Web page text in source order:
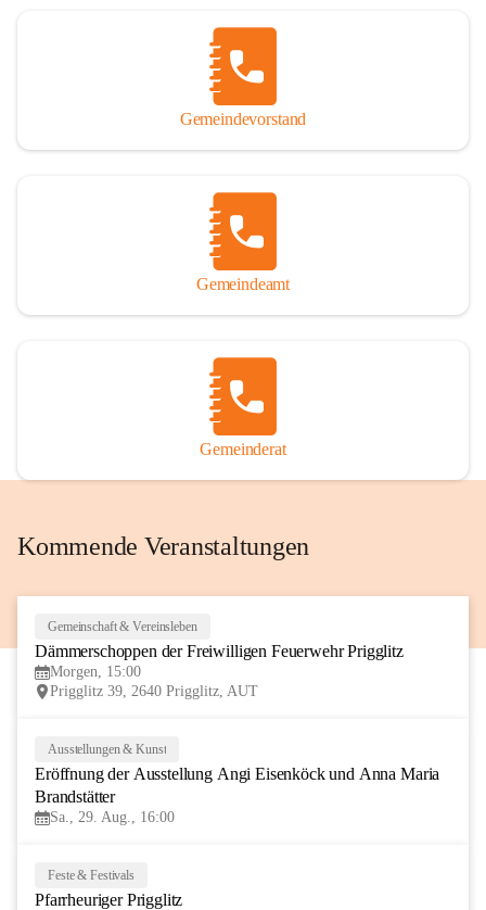
Gemeindevorstand
Gemeindeamt
Gemeinderat
Kommende Veranstaltungen
Gemeinschaft & Vereinsleben
Dämmerschoppen der Freiwilligen Feuerwehr Prigglitz
Morgen, 15:00
Prigglitz 39, 2640 Prigglitz, AUT
AUG
Ausstellungen & Kunst
Eröffnung der Ausstellung Angi Eisenköck und Anna Maria
Brandstätter
Sa., 29. Aug., 16:00
Feste & Festivals
Pfarrheuriger Prigglitz